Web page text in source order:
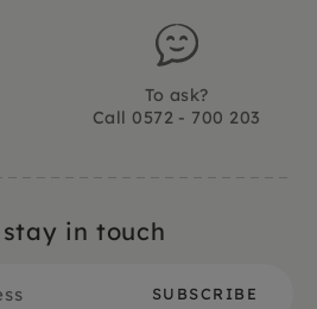
To ask?
Call 0572 - 700 203
in touch